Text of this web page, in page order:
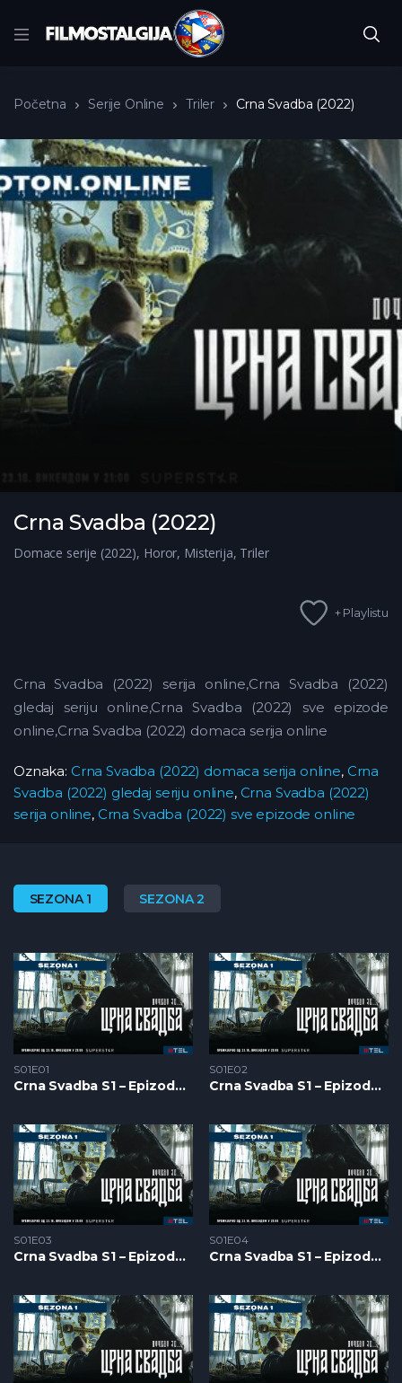
Početna Serije Online Triler Crna Svadba (2022)
Crna Svadba (2022)
Domace serije (2022), Horor, Misterija, Triler
+ Playlistu
Crna Svadba (2022) serija online,Crna Svadba (2022)
gledaj seriju online,Crna Svadba (2022) sve epizode
online,Crna Svadba (2022) domaca serija online
Oznaka: Crna Svadba (2022) domaca serija online, Crna
Svadba (2022) gledaj seriju online, Crna Svadba (2022)
serija online, Crna Svadba (2022) sve epizode online
SEZONA 1 SEZONA 2
S01E01
Crna Svadba S1 – Epizoda 01
S01E02
Crna Svadba S1 – Epizoda 02
S01E03
Crna Svadba S1 – Epizoda 03
S01E04
Crna Svadba S1 – Epizoda 04